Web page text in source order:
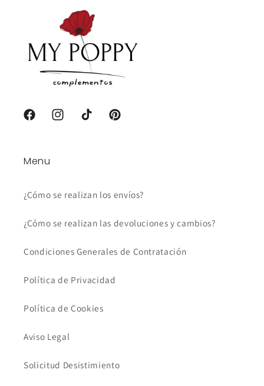
FacebookInstagramTikTok Pinterest
Menu
¿Cómo se realizan los envíos?
¿Cómo se realizan las devoluciones y cambios?
Condiciones Generales de Contratación
Política de Privacidad
Política de Cookies
Aviso Legal
Solicitud Desistimiento